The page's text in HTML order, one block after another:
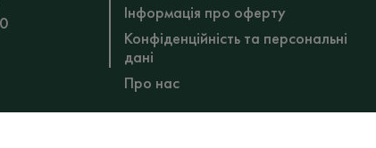
Інформація про оферту
Конфіденційність та персональні
дані
Про нас